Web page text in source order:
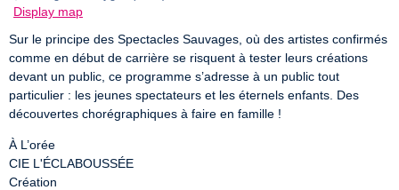
Display map
Sur le principe des Spectacles Sauvages, où des artistes confirmés
comme en début de carrière se risquent à tester leurs créations
devant un public, ce programme s’adresse à un public tout
particulier : les jeunes spectateurs et les éternels enfants. Des
découvertes chorégraphiques à faire en famille !
À L’orée
CIE L'ÉCLABOUSSÉE
Création